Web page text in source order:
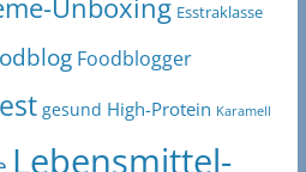
Esstraklasse
Foodblogger
gesund High-Protein Karamell
Lebensmittel-